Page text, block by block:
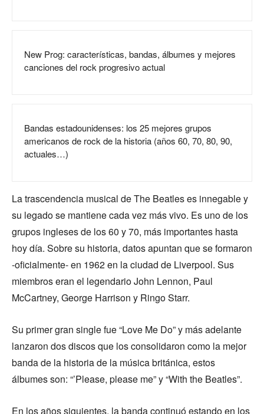
New Prog: características, bandas, álbumes y mejores
canciones del rock progresivo actual
Bandas estadounidenses: los 25 mejores grupos
americanos de rock de la historia (años 60, 70, 80, 90,
actuales…)
La trascendencia musical de The Beatles es innegable y
su legado se mantiene cada vez más vivo. Es uno de los
grupos ingleses de los 60 y 70, más importantes hasta
hoy día. Sobre su historia, datos apuntan que se formaron
-oficialmente- en 1962 en la ciudad de Liverpool. Sus
miembros eran el legendario John Lennon, Paul
McCartney, George Harrison y Ringo Starr.
Su primer gran single fue “Love Me Do” y más adelante
lanzaron dos discos que los consolidaron como la mejor
banda de la historia de la música británica, estos
álbumes son: “’Please, please me” y “With the Beatles”.
En los años siguientes, la banda continuó estando en los